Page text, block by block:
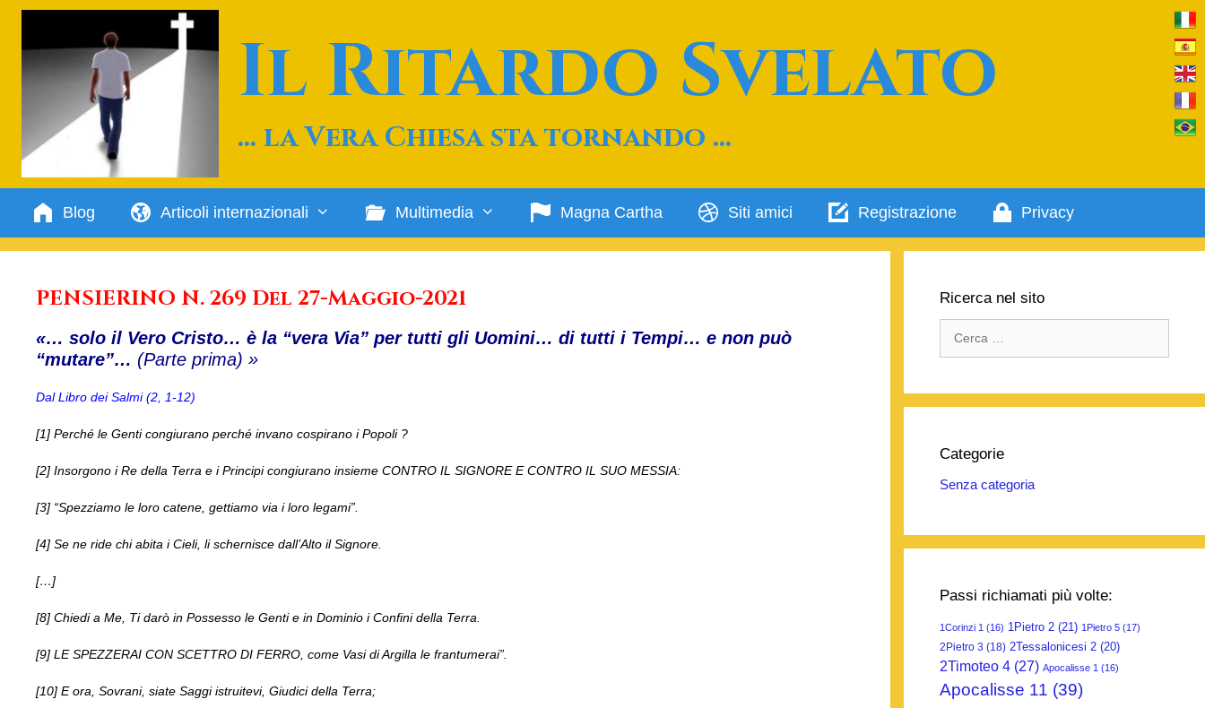
contenuto
Il Ritardo Svelato
… la Vera Chiesa sta tornando …
Blog Articoli internazionali Multimedia Magna Cartha Siti amici Registrazione Privacy
PENSIERINO N. 269 Del 27-Maggio-2021
«… solo il Vero Cristo… è la “vera Via” per tutti gli Uomini… di tutti i Tempi… e non può
“mutare”… (Parte prima) »
Dal Libro dei Salmi (2, 1-12)
[1] Perché le Genti congiurano perché invano cospirano i Popoli ?
[2] Insorgono i Re della Terra e i Principi congiurano insieme CONTRO IL SIGNORE E CONTRO IL SUO MESSIA:
[3] “Spezziamo le loro catene, gettiamo via i loro legami”.
[4] Se ne ride chi abita i Cieli, li schernisce dall’Alto il Signore.
[…]
[8] Chiedi a Me, Ti darò in Possesso le Genti e in Dominio i Confini della Terra.
[9] LE SPEZZERAI CON SCETTRO DI FERRO, come Vasi di Argilla le frantumerai”.
[10] E ora, Sovrani, siate Saggi istruitevi, Giudici della Terra;
Ricerca nel sito
per:
Categorie
Senza categoria
Passi richiamati più volte:
1Corinzi 1 (16) 1Pietro 2 (21) 1Pietro 5 (17)
2Pietro 3 (18) 2Tessalonicesi 2 (20)
2Timoteo 4 (27) Apocalisse 1 (16)
Apocalisse 11 (39)